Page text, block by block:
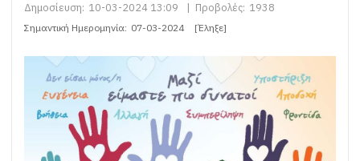
Δημοσίευση: 10-03-2024 13:09 | Προβολές: 1938
Σημαντική Ημερομηνία: 07-03-2024 [Έληξε]